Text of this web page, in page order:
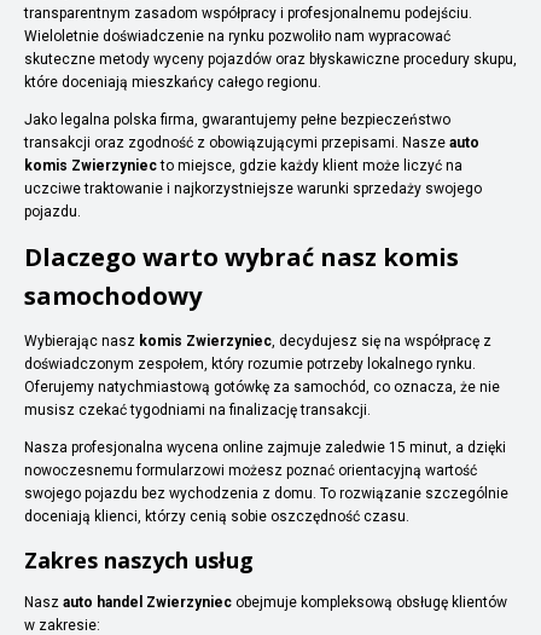
transparentnym zasadom współpracy i profesjonalnemu podejściu.
Wieloletnie doświadczenie na rynku pozwoliło nam wypracować
skuteczne metody wyceny pojazdów oraz błyskawiczne procedury skupu,
które doceniają mieszkańcy całego regionu.
Jako legalna polska firma, gwarantujemy pełne bezpieczeństwo
transakcji oraz zgodność z obowiązującymi przepisami. Nasze auto
komis Zwierzyniecto miejsce, gdzie każdy klient może liczyć na
uczciwe traktowanie i najkorzystniejsze warunki sprzedaży swojego
pojazdu.
Dlaczego warto wybrać nasz komis
samochodowy
Wybierając nasz komis Zwierzyniec, decydujesz się na współpracę z
doświadczonym zespołem, który rozumie potrzeby lokalnego rynku.
Oferujemy natychmiastową gotówkę za samochód, co oznacza, że nie
musisz czekać tygodniami na finalizację transakcji.
Nasza profesjonalna wycena online zajmuje zaledwie 15 minut, a dzięki
nowoczesnemu formularzowi możesz poznać orientacyjną wartość
swojego pojazdu bez wychodzenia z domu. To rozwiązanie szczególnie
doceniają klienci, którzy cenią sobie oszczędność czasu.
Zakres naszych usług
Nasz auto handel Zwierzyniec obejmuje kompleksową obsługę klientów
w zakresie: